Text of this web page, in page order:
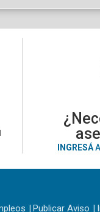
INGRESÁA
Publicar Aviso